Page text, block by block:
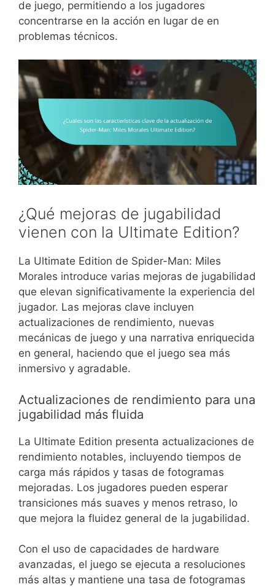
de juego, permitiendo a los jugadores
concentrarse en la acción en lugar de en
problemas técnicos.
¿Qué mejoras de jugabilidad
vienen con la Ultimate Edition?
La Ultimate Edition de Spider-Man: Miles
Morales introduce varias mejoras de jugabilidad
que elevan significativamente la experiencia del
jugador. Las mejoras clave incluyen
actualizaciones de rendimiento, nuevas
mecánicas de juego y una narrativa enriquecida
en general, haciendo que el juego sea más
inmersivo y agradable.
Actualizaciones de rendimiento para una
jugabilidad más fluida
La Ultimate Edition presenta actualizaciones de
rendimiento notables, incluyendo tiempos de
carga más rápidos y tasas de fotogramas
mejoradas. Los jugadores pueden esperar
transiciones más suaves y menos retraso, lo
que mejora la fluidez general de la jugabilidad.
Con el uso de capacidades de hardware
avanzadas, el juego se ejecuta a resoluciones
más altas y mantiene una tasa de fotogramas